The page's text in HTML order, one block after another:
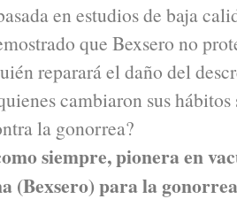
en estudios de baja
que Bexsero no
reparará el daño del
cambiaron sus hábitos
la gonorrea?
siempre, pionera en
(Bexsero) para la